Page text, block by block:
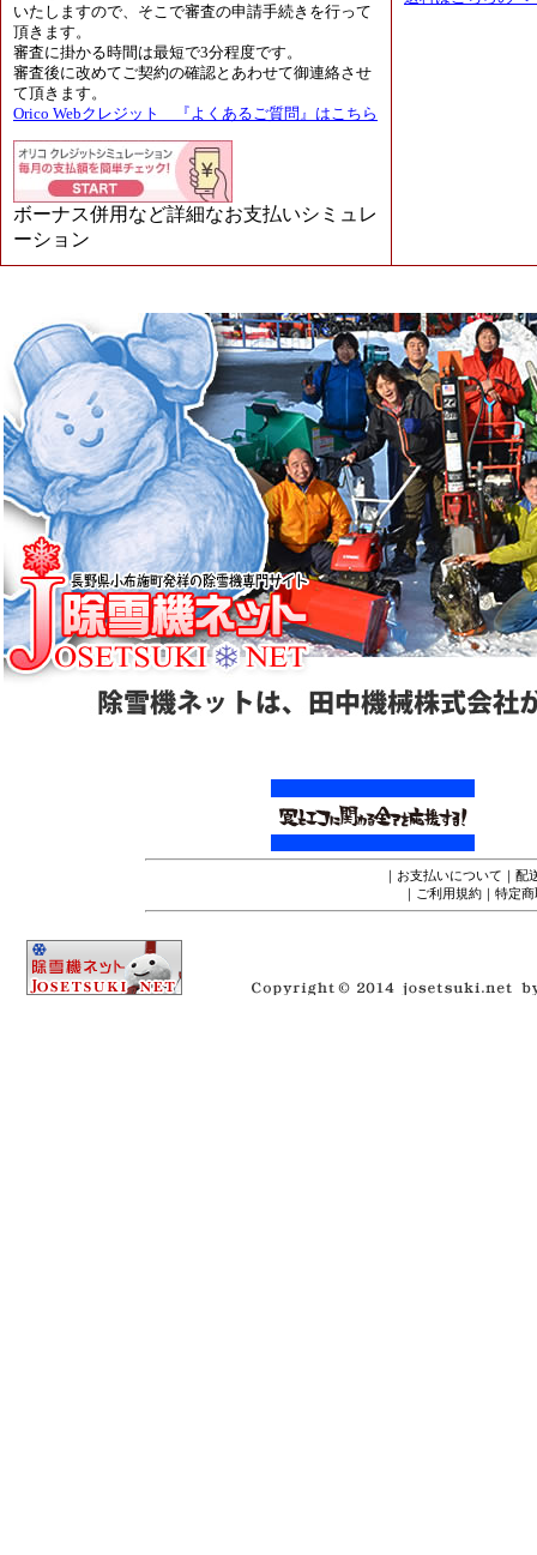
いたしますので、そこで審査の申請手続きを行って
頂きます。
審査に掛かる時間は最短で3分程度です。
審査後に改めてご契約の確認とあわせて御連絡させ
て頂きます。
Orico Webクレジット 『よくあるご質問』はこちら
ボーナス併用など詳細なお支払いシミュレ
ーション
｜ お支払いについて ｜ 配
｜ ご利用規約 ｜ 特定